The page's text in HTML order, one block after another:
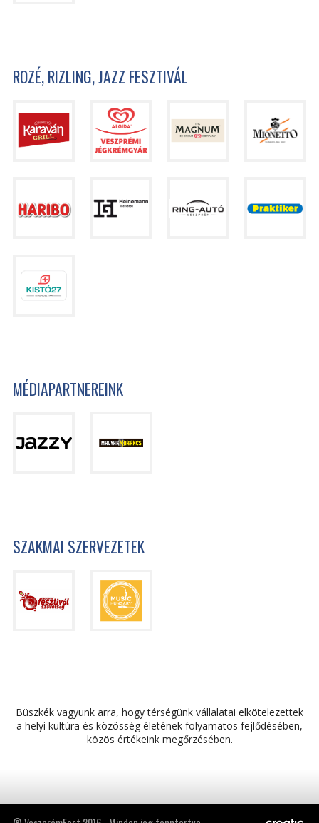
ROZÉ, RIZLING, JAZZ FESZTIVÁL
MÉDIAPARTNEREINK
SZAKMAI SZERVEZETEK
Büszkék vagyunk arra, hogy térségünk vállalatai elkötelezettek
a helyi kultúra és közösség életének folyamatos fejlődésében,
közös értékeink megőrzésében.